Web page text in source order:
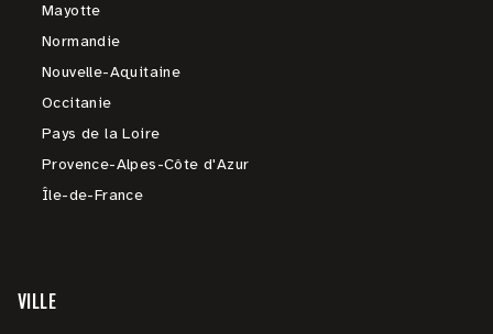
Mayotte
Normandie
Nouvelle-Aquitaine
Occitanie
Pays de la Loire
Provence-Alpes-Côte d'Azur
Île-de-France
VILLE